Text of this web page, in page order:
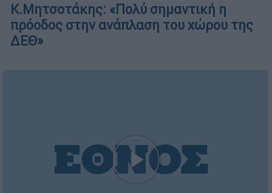
Κ.Μητσοτάκης: «Πολύ σημαντική η
πρόοδος στην ανάπλαση του χώρου της
ΔΕΘ»